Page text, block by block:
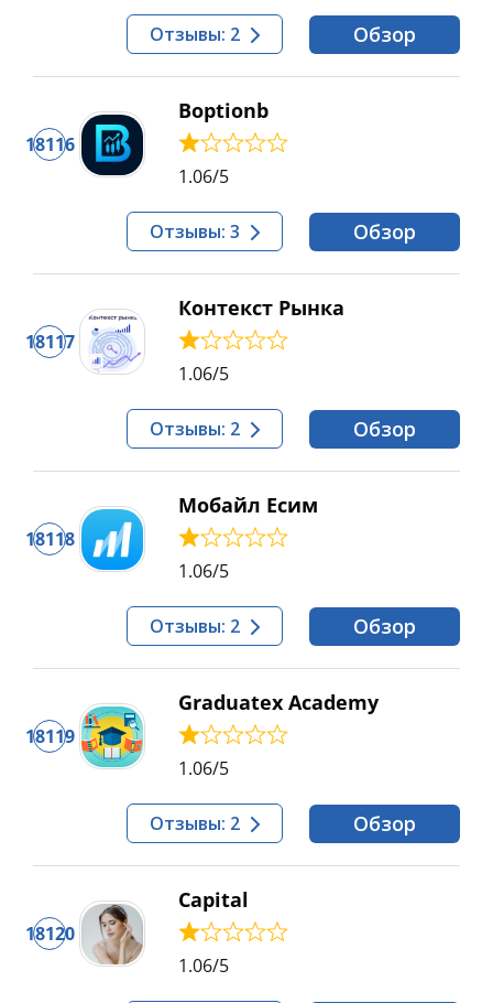
Отзывы: 2 Обзор
18116
Boptionb
1.06/5
Отзывы: 3 Обзор
18117
Контекст Рынка
1.06/5
Отзывы: 2 Обзор
18118
Мобайл Есим
1.06/5
Отзывы: 2 Обзор
18119
Graduatex Academy
1.06/5
Отзывы: 2 Обзор
18120
Capital
1.06/5